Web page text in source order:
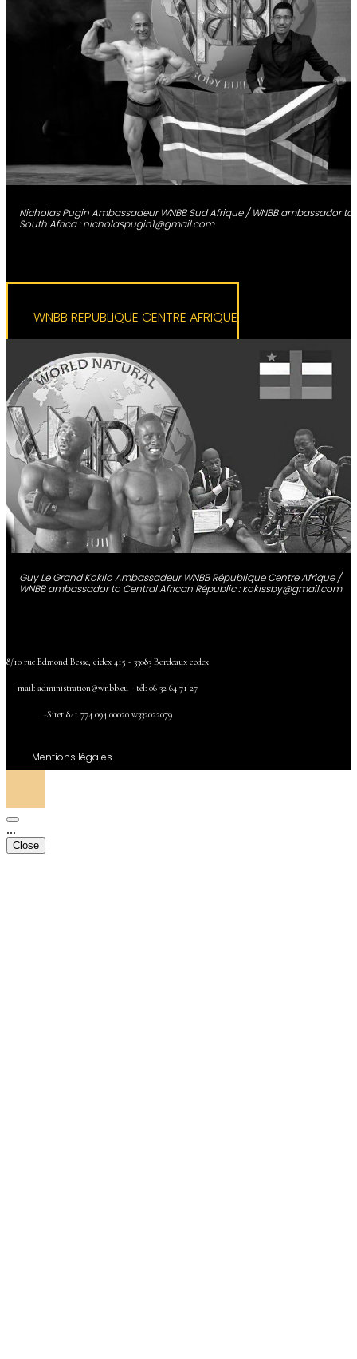
Nicholas Pugin Ambassadeur WNBB Sud Afrique / WNBB ambassador to
South Africa : nicholaspugin1@gmail.com
WNBB REPUBLIQUE CENTRE AFRIQUE
Guy Le Grand Kokilo Ambassadeur WNBB République Centre Afrique /
WNBB ambassador to Central African Républic : kokissby@gmail.com
8/10 rue Edmond Besse, cidex 415 - 33083 Bordeaux cedex
mail: administration@wnbb.eu - tél: 06 32 64 71 27
-Siret 841 774 094 00020 w332022079
Mentions légales
...
Close